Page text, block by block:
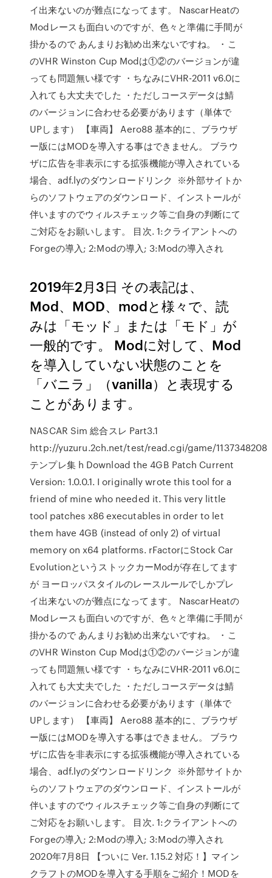
イ出来ないのが難点になってます。 NascarHeatの
Modレースも面白いのですが、色々と準備に手間が
掛かるので あんまりお勧め出来ないですね。 ・こ
のVHR Winston Cup Modは①②のバージョンが違
っても問題無い様です ・ちなみにVHR-2011 v6.0に
入れても大丈夫でした ・ただしコースデータは鯖
のバージョンに合わせる必要があります（単体で
UPします） 【車両】 Aero88 基本的に、ブラウザ
ー版にはMODを導入する事はできません。 ブラウ
ザに広告を非表示にする拡張機能が導入されている
場合、adf.lyのダウンロードリンク ※外部サイトか
らのソフトウェアのダウンロード、インストールが
伴いますのでウィルスチェック等ご自身の判断にて
ご対応をお願いします。 目次. 1:クライアントへの
Forgeの導入; 2:Modの導入; 3:Modの導入され
2019年2月3日 その表記は、
Mod、MOD、modと様々で、読
みは「モッド」または「モド」が
一般的です。 Modに対して、Mod
を導入していない状態のことを
「バニラ」（vanilla）と表現する
ことがあります。
NASCAR Sim 総合スレ Part3.1
http://yuzuru.2ch.net/test/read.cgi/game/1137348208
テンプレ集 h Download the 4GB Patch Current
Version: 1.0.0.1. I originally wrote this tool for a
friend of mine who needed it. This very little
tool patches x86 executables in order to let
them have 4GB (instead of only 2) of virtual
memory on x64 platforms. rFactorにStock Car
EvolutionというストックカーModが存在してます
が ヨーロッパスタイルのレースルールでしかプレ
イ出来ないのが難点になってます。 NascarHeatの
Modレースも面白いのですが、色々と準備に手間が
掛かるので あんまりお勧め出来ないですね。 ・こ
のVHR Winston Cup Modは①②のバージョンが違
っても問題無い様です ・ちなみにVHR-2011 v6.0に
入れても大丈夫でした ・ただしコースデータは鯖
のバージョンに合わせる必要があります（単体で
UPします） 【車両】 Aero88 基本的に、ブラウザ
ー版にはMODを導入する事はできません。 ブラウ
ザに広告を非表示にする拡張機能が導入されている
場合、adf.lyのダウンロードリンク ※外部サイトか
らのソフトウェアのダウンロード、インストールが
伴いますのでウィルスチェック等ご自身の判断にて
ご対応をお願いします。 目次. 1:クライアントへの
Forgeの導入; 2:Modの導入; 3:Modの導入され
2020年7月8日 【ついに Ver. 1.15.2 対応！】マイン
クラフトのMODを導入する手順をご紹介！MODを